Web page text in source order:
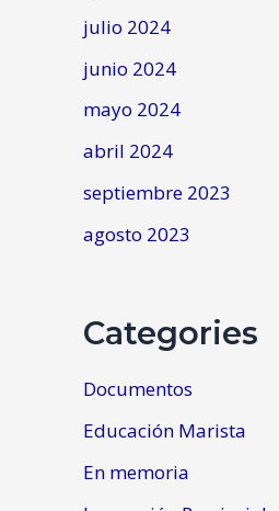
julio 2024
junio 2024
mayo 2024
abril 2024
septiembre 2023
agosto 2023
Categories
Documentos
Educación Marista
En memoria